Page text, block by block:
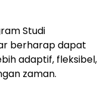
Studi
berharap dapat
adaptif, fleksibel,
zaman.